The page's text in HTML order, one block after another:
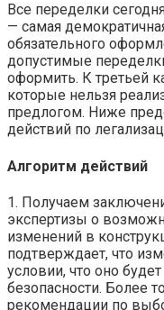
Все переделки
— самая
обязательного
допустимые
оформить. К третьей
которые нельзя
предлогом. Ниже
действий по
Алгоритм действий
1. Получаем
экспертизы о
изменений в
подтверждает, что
условии, что оно
безопасности. Более
рекомендации по